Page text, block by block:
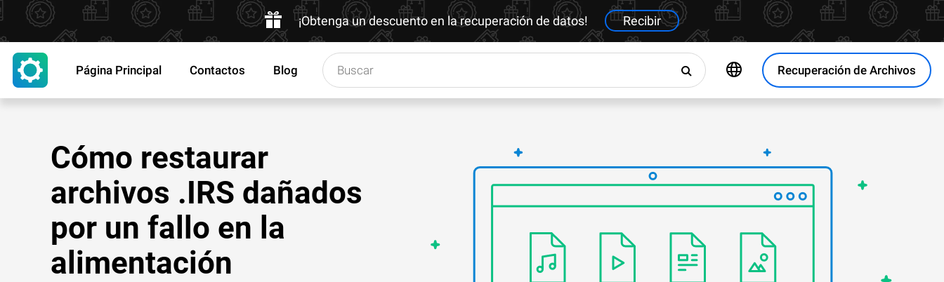
¡Obtenga un descuento en la recuperación de datos! Recibir
Recuperación de Archivos
Página Principal Contactos Blog
Cómo restaurar
archivos .IRS dañados
por un fallo en la
alimentación